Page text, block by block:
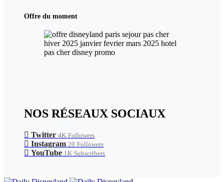
Offre du moment
NOS RÉSEAUX SOCIAUX
Twitter 4K Followers
Instagram 20 Followers
YouTube 1K Subscribers